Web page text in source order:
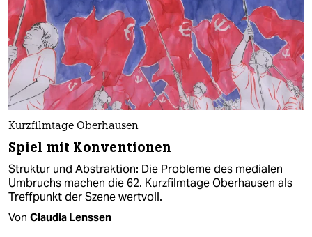
Kurzfilmtage Oberhausen
Spiel mit Konventionen
Struktur und Abstraktion: Die Probleme des medialen
Umbruchs machen die 62. Kurzfilmtage Oberhausen als
Treffpunkt der Szene wertvoll.
Von Claudia Lenssen